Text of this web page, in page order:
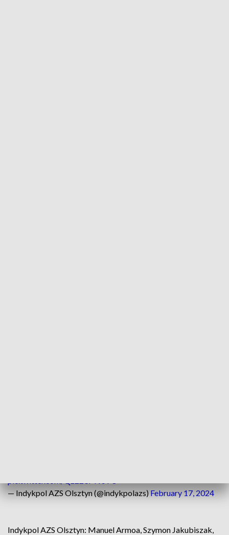
— Indykpol AZS Olsztyn (@indykpolazs)February 17, 2024
Indykpol AZS Olsztyn: Manuel Armoa, Szymon Jakubiszak,